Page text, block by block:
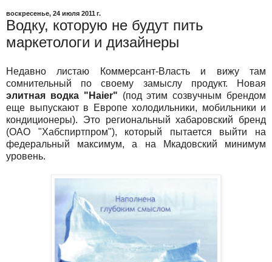
воскресенье, 24 июля 2011 г.
Водку, которую не будут пить
маркетологи и дизайнеры
Недавно листаю Коммерсант-Власть и вижу там
сомнительный по своему замыслу продукт. Новая
элитная водка "Haier" (под этим созвучным брендом
еще выпускают в Европе холодильники, мобильники и
кондиционеры). Это региональный хабаровский бренд
(ОАО "Хабспиртпром"), который пытается выйти на
федеральный максимум, а на Мкадовский минимум
уровень.